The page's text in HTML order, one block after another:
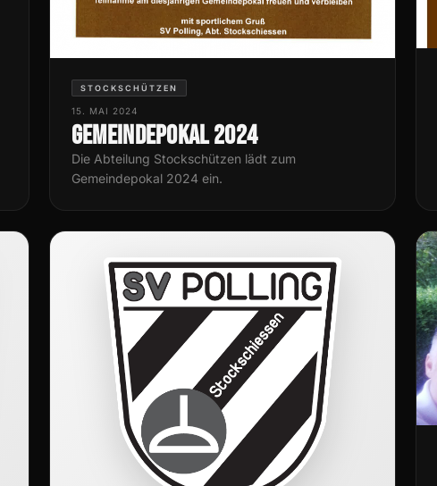
STOCKSCHÜTZEN
15. MAI 2024
Gemeindepokal 2024
Die Abteilung Stockschützen lädt zum
Gemeindepokal 2024 ein.